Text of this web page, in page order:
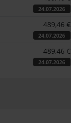
24.07.2026
489,46 €
24.07.2026
489,46 €
24.07.2026